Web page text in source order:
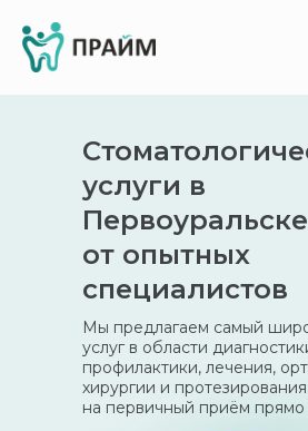
услуги в
Первоуральске
от опытных
специалистов
Мы предлагаем самый
услуг в области
профилактики, лечения,
хирургии и
на первичный приём прямо